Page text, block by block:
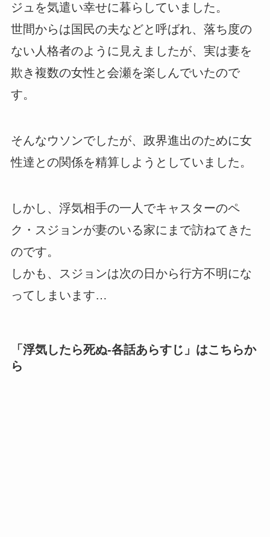
ジュを気遣い幸せに暮らしていました。
世間からは国民の夫などと呼ばれ、落ち度の
ない人格者のように見えましたが、実は妻を
欺き複数の女性と会瀬を楽しんでいたので
す。
そんなウソンでしたが、政界進出のために女
性達との関係を精算しようとしていました。
しかし、浮気相手の一人でキャスターのペ
ク・スジョンが妻のいる家にまで訪ねてきた
のです。
しかも、スジョンは次の日から行方不明にな
ってしまいます…
「 浮気したら死ぬ-各話あらすじ 」はこちらか
ら